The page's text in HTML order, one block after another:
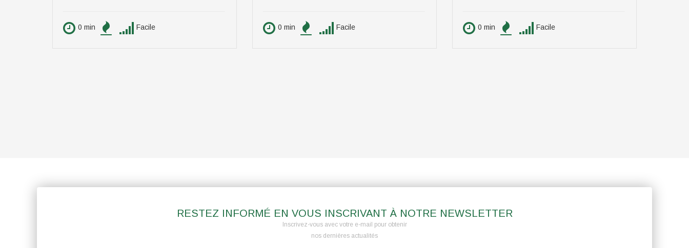
0 min Facile 0 min Facile 0 min Facile
RESTEZ INFORMÉ EN VOUS INSCRIVANT À NOTRE NEWSLETTER
Inscrivez-vous avec votre e-mail pour obtenir
nos dernières actualités